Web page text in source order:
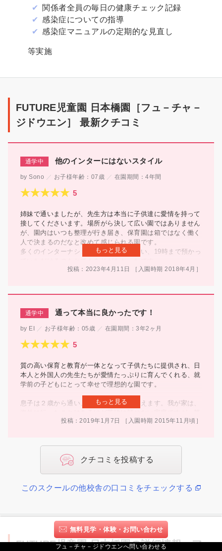
関係者全員の毎日の健康チェック記録
感染症についての指導
感染症マニュアルの定期的な見直し
等実施
チ
コFUTURE児童園 日本橋園［フュ－チャ－
ジドウエン］ 最新クチコミ
他のインターにはないスタイル
Sono お子様年齢： 07歳 在園期間：4年間
姉妹で通いましたが、先生方は本当に子供達に愛情を持って
接してくださいます。場所がら決して広い園ではありません
が、園内はいつも整理が行き届き、保育園は箱ではなく働く
人で決まるのだなと改めて感じられる園です。
多くのインターナショナルスクールと違い、19時まで預かっ
英語だけでなく、日本の文化や運動面にも注力してくださ
だきました。
もっと見る
投稿：2023年4月11日 ［入園時期2018年4月 ］
通って本当に良かったです！
EI お子様年齢： 05歳 在園期間：3年2ヶ月
質の高い保育と教育が一体となって子供たちに提供され、日
本人と外国人の先生たちが愛情たっぷりに育んでくれる、就
学前の子どもにとって幸せで理想的な園です。
息子は２歳から通い、まもなく卒園を迎えます。我が家は、
２の家庭のように嬉々として通い、立派に成長させていただ
保育。経験豊かなネイティブの英語教師による丁寧な授業
み書きもできるようになり、綺麗な発音とコミュニケーショ
午前も午後も授業があり、英語以外にも、日本語の読み書
き、数字や算数の概念、ジム（体操）、アート、季節の行
事、生活面の教養、などなど、様々な知識と経験を身につけ
ています。また、きちんと集中して授業に取り組む習慣も教
もっと見る
投稿：2019年1月7日 ［入園時期2015年11月頃 ］
クチコミを投稿する
このスクールの他校舎の口コミをチェックする
FUTURE
FUTURE児童園 日本橋園の詳細情報・ア
無料見学・体験・お問い合わせ
フュ－チャ－ジドウエンへ問い合わせる